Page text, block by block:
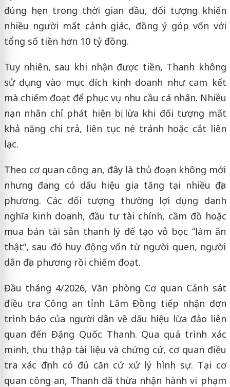
đúng hẹn trong thời gian đầu, đối tượng khiến
nhiều người mất cảnh giác, đồng ý góp vốn với
tổng số tiền hơn 10 tỷ đồng.
Tuy nhiên, sau khi nhận được tiền, Thanh không
sử dụng vào mục đích kinh doanh như cam kết
mà chiếm đoạt để phục vụ nhu cầu cá nhân. Nhiều
nạn nhân chỉ phát hiện bị lừa khi đối tượng mất
khả năng chi trả, liên tục né tránh hoặc cắt liên
lạc.
Theo cơ quan công an, đây là thủ đoạn không mới
nhưng đang có dấu hiệu gia tăng tại nhiều địa
phương. Các đối tượng thường lợi dụng danh
nghĩa kinh doanh, đầu tư tài chính, cầm đồ hoặc
mua bán tài sản thanh lý để tạo vỏ bọc “làm ăn
thật”, sau đó huy động vốn từ người quen, người
dân địa phương rồi chiếm đoạt.
Đầu tháng 4/2026, Văn phòng Cơ quan Cảnh sát
điều tra Công an tỉnh Lâm Đồng tiếp nhận đơn
trình báo của người dân về dấu hiệu lừa đảo liên
quan đến Đặng Quốc Thanh. Qua quá trình xác
minh, thu thập tài liệu và chứng cứ, cơ quan điều
tra xác định có đủ căn cứ xử lý hình sự. Tại cơ
quan công an, Thanh đã thừa nhận hành vi phạm